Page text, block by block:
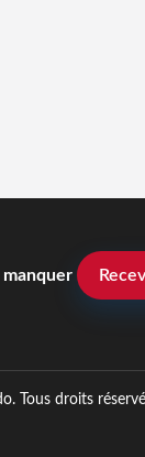
manquer
Tous droits